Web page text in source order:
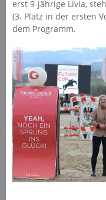
erst 9-jährige Livia,
(3. Platz in der ersten
dem Programm.